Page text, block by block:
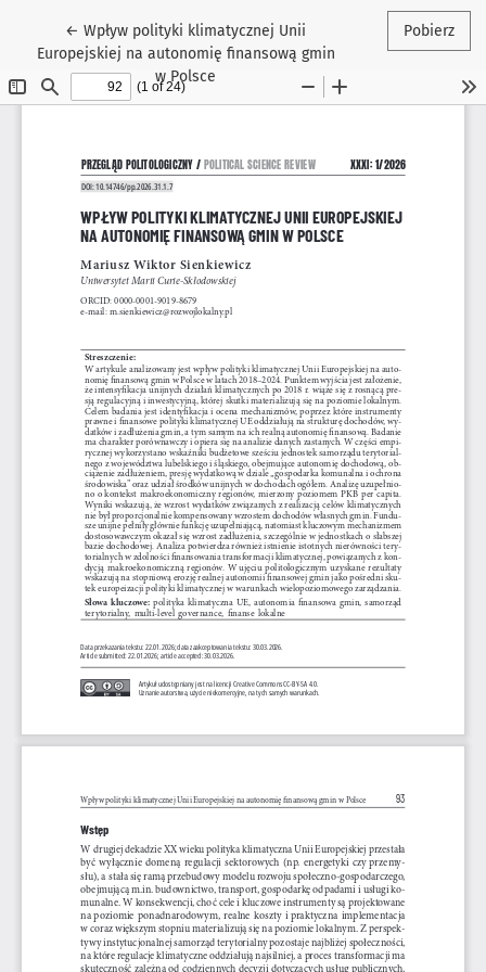
←Wróć do szczegółów artykułu
Wpływ polityki klimatycznej Unii
Europejskiej na autonomię finansową gmin
w Polsce
Pobierz